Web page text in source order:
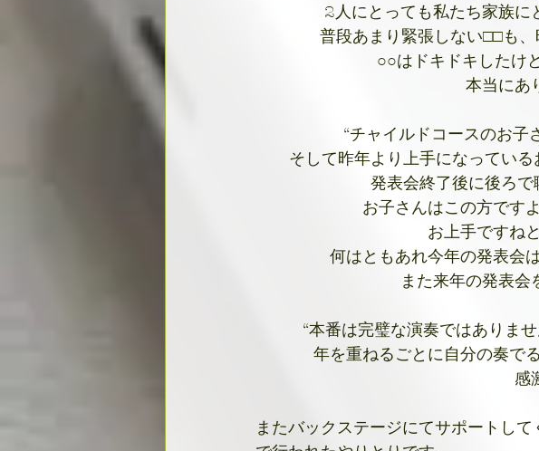
2人にとっても私たち家族に
普段あまり緊張しない□□も、
○○はドキドキしたけ
本当にあ
“チャイルドコースのお子
そして昨年より上手になってい
発表会終了後に後ろ
お子さんはこの方です
お上手ですね
何はともあれ今年の発表会
また来年の発表会
“本番は完璧な演奏ではありま
年を重ねるごとに自分の奏で
感
またバックステージにてサポートして